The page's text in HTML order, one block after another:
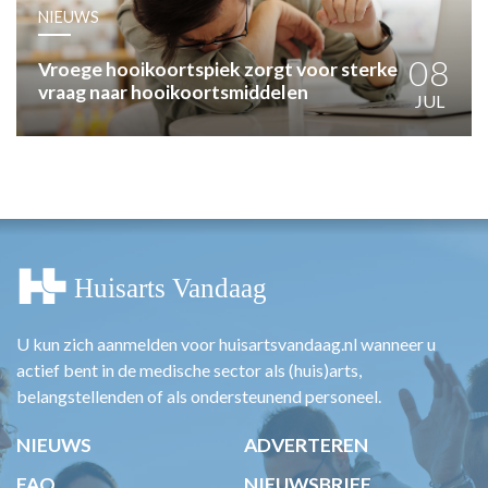
PRAKTIJKZAKEN
TARIEVEN
VPHUISARTSEN
MEDISCHE VAKHANDEL
NIEUWS
Vroege hooikoortspiek zorgt voor sterke
vraag naar hooikoortsmiddelen
08
JUL
U kun zich aanmelden voor huisartsvandaag.nl wanneer u
actief bent in de medische sector als (huis)arts,
belangstellenden of als ondersteunend personeel.
NIEUWS
ADVERTEREN